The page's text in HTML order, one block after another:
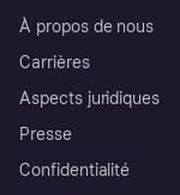
À propos de nous
Carrières
Aspects juridiques
Presse
Confidentialité